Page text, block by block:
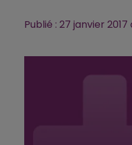
Publié : 27 janvier 2017